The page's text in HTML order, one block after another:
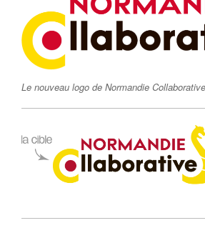
Le nouveau logo de Normandie Collaborative